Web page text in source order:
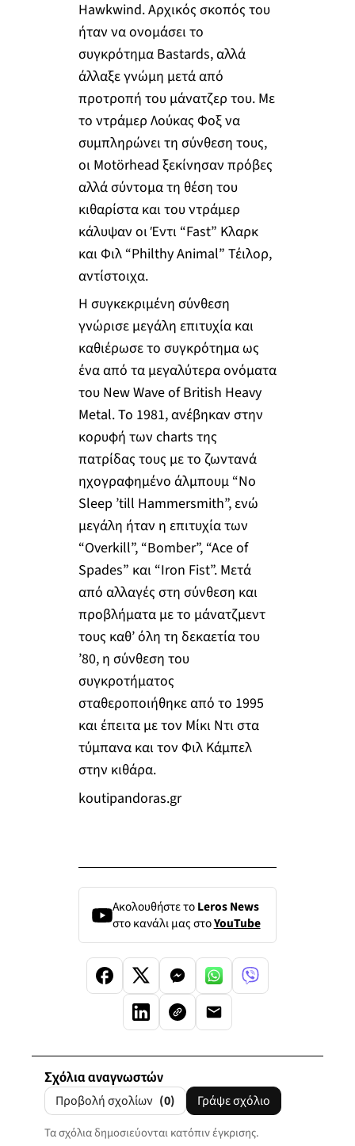
Hawkwind. Αρχικός σκοπός του
ήταν να ονομάσει το
συγκρότημα Bastards, αλλά
άλλαξε γνώμη μετά από
προτροπή του μάνατζερ του. Με
το ντράμερ Λούκας Φοξ να
συμπληρώνει τη σύνθεση τους,
οι Motörhead ξεκίνησαν πρόβες
αλλά σύντομα τη θέση του
κιθαρίστα και του ντράμερ
κάλυψαν οι Έντι “Fast” Κλαρκ
και Φιλ “Philthy Animal” Τέιλορ,
αντίστοιχα.
Η συγκεκριμένη σύνθεση
γνώρισε μεγάλη επιτυχία και
καθιέρωσε το συγκρότημα ως
ένα από τα μεγαλύτερα ονόματα
του New Wave of British Heavy
Metal. Το 1981, ανέβηκαν στην
κορυφή των charts της
πατρίδας τους με το ζωντανά
ηχογραφημένο άλμπουμ “No
Sleep ’till Hammersmith”, ενώ
μεγάλη ήταν η επιτυχία των
“Overkill”, “Bomber”, “Ace of
Spades” και “Iron Fist”. Μετά
από αλλαγές στη σύνθεση και
προβλήματα με το μάνατζμεντ
τους καθ’ όλη τη δεκαετία του
’80, η σύνθεση του
συγκροτήματος
σταθεροποιήθηκε από το 1995
και έπειτα με τον Μίκι Ντι στα
τύμπανα και τον Φιλ Κάμπελ
στην κιθάρα.
koutipandoras.gr
Ακολουθήστε τοLeros News
στο κανάλι μας στοYouTube
Σχόλια αναγνωστών
Προβολή σχολίων (0) Γράψε σχόλιο
Τα σχόλια δημοσιεύονται κατόπιν έγκρισης.